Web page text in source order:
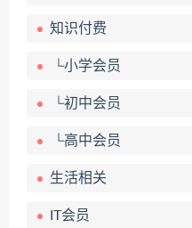
知识付费
└小学会员
└初中会员
└高中会员
生活相关
IT会员